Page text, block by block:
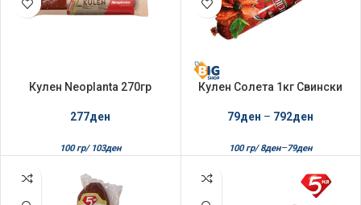
Кулен Neoplanta 270гр
277ден
100 гр/ 103ден
Кулен Солета 1кг Свински
79ден – 792ден
100 гр/ 8ден–79ден